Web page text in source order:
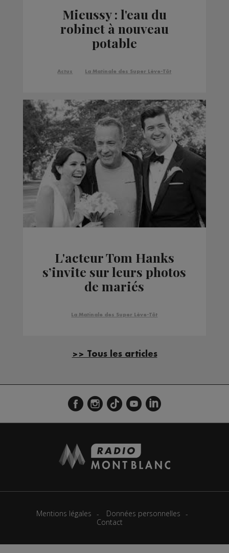
Mieussy : l'eau du
robinet à nouveau
potable
Actus La Matinale des Super Lève-Tôt
L'acteur Tom Hanks
s’invite sur leurs photos
de mariés
La Matinale des Super Lève-Tôt
>> Tous les articles
Mentions légales
Données personnelles
Contact